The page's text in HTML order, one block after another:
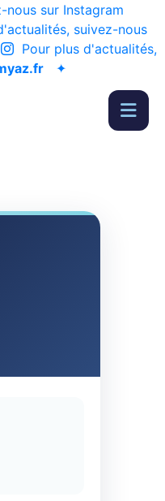
sur Instagram
suivez-nous
Pour plus d'actualités,
✦